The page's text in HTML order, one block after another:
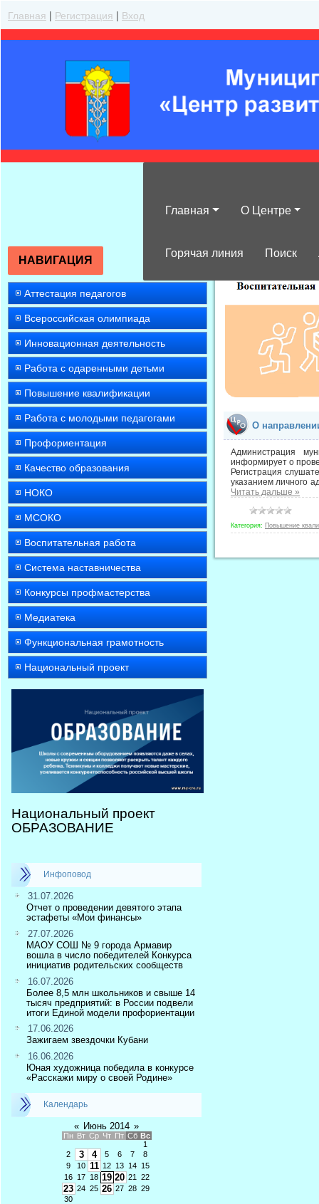
Главная | Регистрация | Вход
Главная О Центре
Горячая линия Поиск
НАВИГАЦИЯ
Аттестация педагогов
Всероссийская олимпиада
Инновационная деятельность
Работа с одаренными детьми
Повышение квалификации
Работа с молодыми педагогами
Профориентация
Качество образования
НОКО
МСОКО
Воспитательная работа
Система наставничества
Конкурсы профмастерства
Медиатека
Функциональная грамотность
Национальный проект
Национальный проект
ОБРАЗОВАНИЕ
Инфоповод
31.07.2026
Отчет о проведении девятого этапа
эстафеты «Мои финансы»
27.07.2026
МАОУ СОШ № 9 города Армавир
вошла в число победителей Конкурса
инициатив родительских сообществ
16.07.2026
Более 8,5 млн школьников и свыше 14
тысяч предприятий: в России подвели
итоги Единой модели профориентации
17.06.2026
Зажигаем звездочки Кубани
16.06.2026
Юная художница победила в конкурсе
«Расскажи миру о своей Родине»
Календарь
« Июнь 2014 »
Пн Вт Ср Чт Пт Сб Вс
1
2
3 4 5 6 7
8
9
10 11 12 13 14
15
16
17 18 19 20 21 22
23 24 25 26 27 28 29
30
О
Администрация
информирует о
Регистрация
указанием личного
Читать дальше »
Категория: Повышение